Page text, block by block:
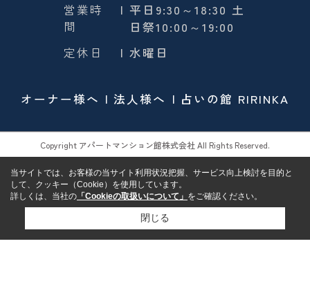
営業時
間
| 平日9:30～18:30 土
日祭10:00～19:00
定休日
| 水曜日
オーナー様へ 法人様へ 占いの館 RIRINKA
Copyright アパートマンション館株式会社 All Rights Reserved.
当サイトでは、お客様の当サイト利用状況把握、サービス向上検討を目的と
して、クッキー（Cookie）を使用しています。
詳しくは、当社の 「Cookieの取扱いについて」 をご確認ください。
閉じる